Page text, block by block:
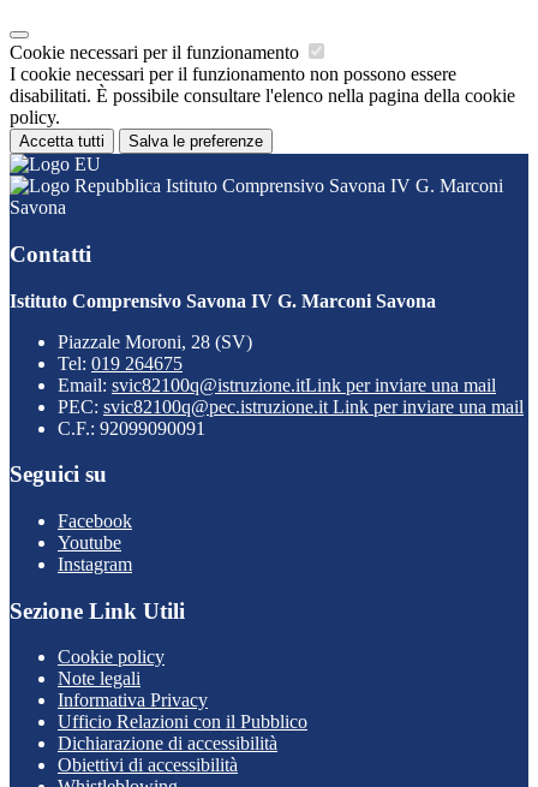
Cookie necessari per il funzionamento
I cookie necessari per il funzionamento non possono essere
disabilitati. È possibile consultare l'elenco nella pagina della cookie
policy.
Accetta tutti Salva le preferenze
Istituto Comprensivo Savona IV G. Marconi
Savona
Contatti
Istituto Comprensivo Savona IV G. Marconi Savona
Piazzale Moroni, 28 (SV)
Tel: 019 264675
Email: svic82100q@istruzione.itLink per inviare una mail
PEC: svic82100q@pec.istruzione.it Link per inviare una mail
C.F.: 92099090091
Seguici su
Facebook
Youtube
Instagram
Sezione Link Utili
Cookie policy
Note legali
Informativa Privacy
Ufficio Relazioni con il Pubblico
Dichiarazione di accessibilità
Obiettivi di accessibilità